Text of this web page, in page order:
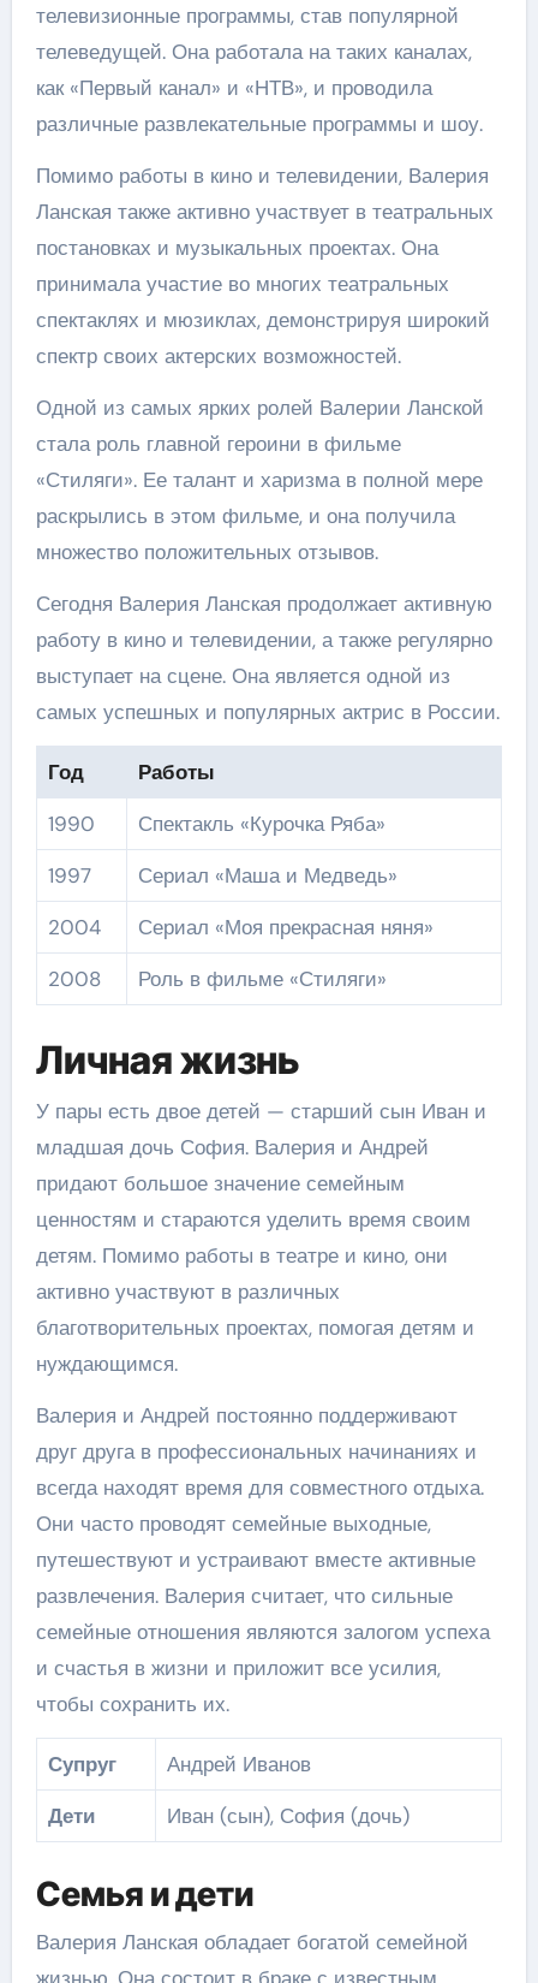
телевизионные программы, став популярной
телеведущей. Она работала на таких каналах,
как «Первый канал» и «НТВ», и проводила
различные развлекательные программы и шоу.
Помимо работы в кино и телевидении, Валерия
Ланская также активно участвует в театральных
постановках и музыкальных проектах. Она
принимала участие во многих театральных
спектаклях и мюзиклах, демонстрируя широкий
спектр своих актерских возможностей.
Одной из самых ярких ролей Валерии Ланской
стала роль главной героини в фильме
«Стиляги». Ее талант и харизма в полной мере
раскрылись в этом фильме, и она получила
множество положительных отзывов.
Сегодня Валерия Ланская продолжает активную
работу в кино и телевидении, а также регулярно
выступает на сцене. Она является одной из
самых успешных и популярных актрис в России.
Год
Работы
1990
Спектакль «Курочка Ряба»
1997
Сериал «Маша и Медведь»
2004
Сериал «Моя прекрасная няня»
2008
Роль в фильме «Стиляги»
Личная жизнь
У пары есть двое детей — старший сын Иван и
младшая дочь София. Валерия и Андрей
придают большое значение семейным
ценностям и стараются уделить время своим
детям. Помимо работы в театре и кино, они
активно участвуют в различных
благотворительных проектах, помогая детям и
нуждающимся.
Валерия и Андрей постоянно поддерживают
друг друга в профессиональных начинаниях и
всегда находят время для совместного отдыха.
Они часто проводят семейные выходные,
путешествуют и устраивают вместе активные
развлечения. Валерия считает, что сильные
семейные отношения являются залогом успеха
и счастья в жизни и приложит все усилия,
чтобы сохранить их.
Супруг
Андрей Иванов
Дети
Иван (сын), София (дочь)
Семья и дети
Валерия Ланская обладает богатой семейной
жизнью. Она состоит в браке с известным